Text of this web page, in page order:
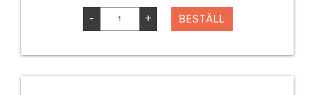
- + BESTÄLL